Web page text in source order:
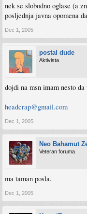
nek se slobodno oglase (a
posljednja javna opomena
Dec 1, 2005
postal dude
Aktivista
dojdi na msn imam nesto
headcrap@gmail.com
Dec 1, 2005
Neo Bahamut
Veteran foruma
ma taman posla.
Dec 1, 2005